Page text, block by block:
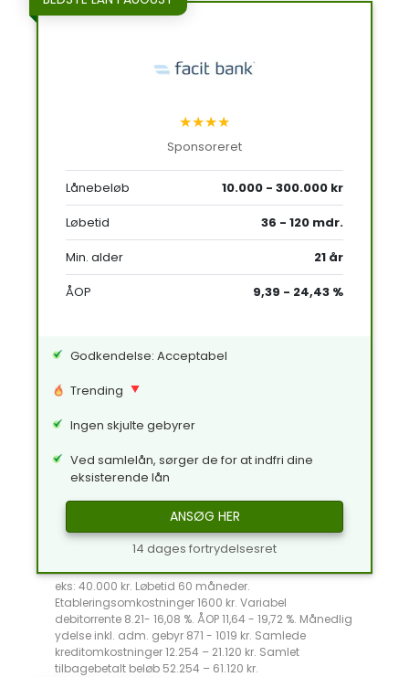
★★★★
Sponsoreret
Lånebeløb
10.000 - 300.000 kr
Løbetid
36 - 120 mdr.
Min. alder
21 år
ÅOP
9,39 - 24,43 %
Godkendelse: Acceptabel
Trending
Ingen skjulte gebyrer
Ved samlelån, sørger de for at indfri dine
eksisterende lån
ANSØG HER
14 dages fortrydelsesret
eks: 40.000 kr. Løbetid 60 måneder.
Etableringsomkostninger 1600 kr. Variabel
debitorrente 8.21- 16,08 %. ÅOP 11,64 - 19,72 %. Månedlig
ydelse inkl. adm. gebyr 871 - 1019 kr. Samlede
kreditomkostninger 12.254 – 21.120 kr. Samlet
tilbagebetalt beløb 52.254 – 61.120 kr.